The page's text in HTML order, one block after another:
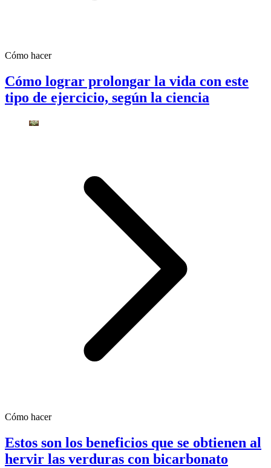
Cómo hacer
Cómo lograr prolongar la vida con este
tipo de ejercicio, según la ciencia
Cómo hacer
Estos son los beneficios que se obtienen al
hervir las verduras con bicarbonato